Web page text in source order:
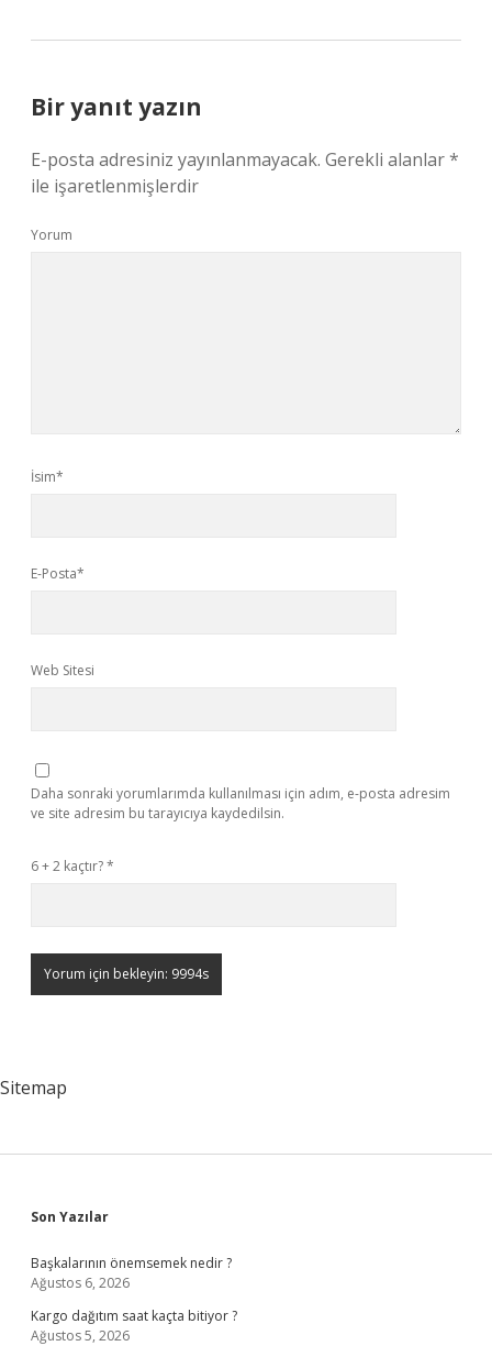
Bir yanıt yazın
E-posta adresiniz yayınlanmayacak. Gerekli alanlar*
ile işaretlenmişlerdir
Yorum
İsim*
E-Posta*
Web Sitesi
Daha sonraki yorumlarımda kullanılması için adım, e-posta adresim
ve site adresim bu tarayıcıya kaydedilsin.
6 + 2 kaçtır?*
Sitemap
Sidebar
Son Yazılar
Başkalarının önemsemek nedir ?
Ağustos 6, 2026
Kargo dağıtım saat kaçta bitiyor ?
Ağustos 5, 2026